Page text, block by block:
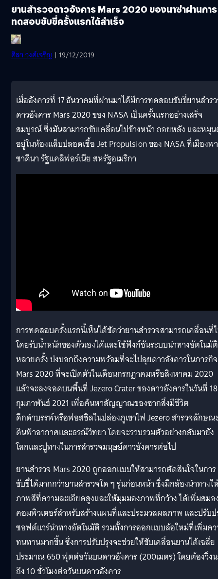
ยานสำรวจดาวอังคาร Mars 2020 ของนาซ่าผ่านการ
ทดสอบขับขี่ครั้งแรกได้สำเร็จ
ศิลา วงศ์เจริญ | 19/12/2019
เมื่ออังคารที่ 17 ธันวาคมที่ผ่านมาได้มีการทดสอบขับขี่ยานสำร
ดาวอังคาร Mars 2020 ของ NASA เป็นครั้งแรกอย่างเสร็จ
สมบูรณ์ ซึ่งมันสามารถขับเคลื่อนไปข้างหน้า ถอยหลัง และหมุ
อยู่ในห้องแล็บปลอดเชื้อ Jet Propulsion ของ NASA ที่เมืองพา
ซาดีนา รัฐแคลิฟอร์เนีย สหรัฐอเมริกา
การทดสอบครั้งแรกนี้เห็นได้ชัดว่ายานสำรวจสามารถเคลื่อนที่
โดยรับน้ำหนักของตัวเองได้และใช้ฟังก์ชันระบบนำทางอัตโนมัติ
หลายครั้ง บ่งบอกถึงความพร้อมที่จะไปลุยดาวอังคารในภารกิจ
Mars 2020 ที่จะเปิดตัวในเดือนกรกฎาคมหรือสิงหาคม 2020
แล้วจะลงจอดบนพื้นที่ Jezero Crater ของดาวอังคารในวันที่ 18
กุมภาพันธ์ 2021 เพื่อค้นหาสัญญาณของซากสิ่งมีชีวิต
ดึกดำบรรพ์หรือฟอสซิลในปล่องภูเขาไฟ Jezero สำรวจลักษณ
ดินฟ้าอากาศและธรณีวิทยา โดยจะรวบรวมตัวอย่างกลับมายัง
โลกและปูทางในการสำรวจมนุษย์ดาวอังคารต่อไป
ยานสำรวจ Mars 2020 ถูกออกแบบให้สามารถตัดสินใจในการ
ขับขี่ได้มากกว่ายานสำรวจใด ๆ รุ่นก่อนหน้า ซึ่งมีกล้องนำทางใ
ภาพสีที่ความละเอียดสูงและให้มุมมองภาพที่กว้าง ได้เพิ่มสมอ
คอมพิวเตอร์สำหรับสร้างแผนที่และประมวลผลภาพ และปรับป
ซอฟต์แวร์นำทางอัตโนมัติ รวมทั้งการออกแบบล้อใหม่ที่เพิ่มค
ทนทานมากขึ้น ซึ่งการปรับปรุงจะช่วยให้ขับเคลื่อนยานได้เฉลี่ย
ประมาณ 650 ฟุตต่อวันบนดาวอังคาร (200เมตร) โดยต้องวิ่ง
ถึง 10 ชั่วโมงต่อวันบนดาวอังคาร